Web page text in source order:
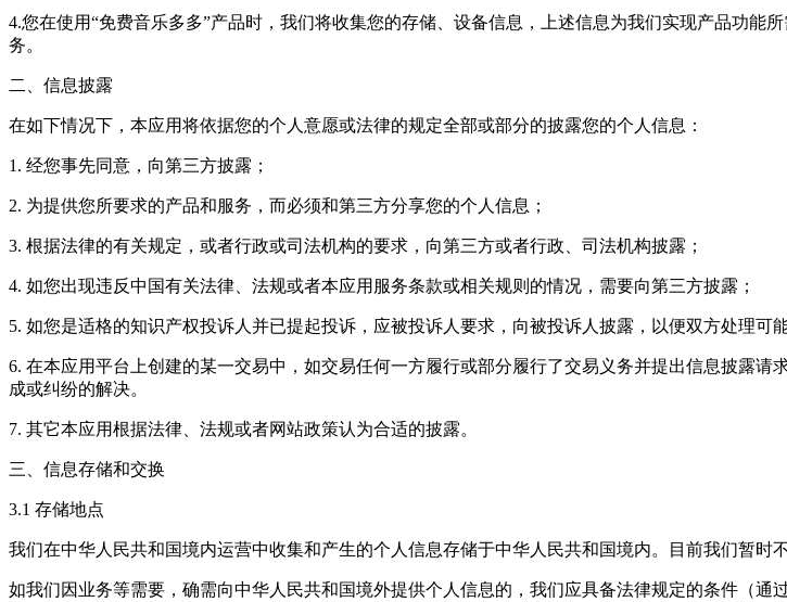
4.您在使用“免费音乐多多”产品时，我们将收集您的存储、设备信息，上述信息为我们实现产品功
务。
二、信息披露
在如下情况下，本应用将依据您的个人意愿或法律的规定全部或部分的披露您的个人信息：
1. 经您事先同意，向第三方披露；
2. 为提供您所要求的产品和服务，而必须和第三方分享您的个人信息；
3. 根据法律的有关规定，或者行政或司法机构的要求，向第三方或者行政、司法机构披露；
4. 如您出现违反中国有关法律、法规或者本应用服务条款或相关规则的情况，需要向第三方披露；
5. 如您是适格的知识产权投诉人并已提起投诉，应被投诉人要求，向被投诉人披露，以便双方处理可
6. 在本应用平台上创建的某一交易中，如交易任何一方履行或部分履行了交易义务并提出信息披露
成或纠纷的解决。
7. 其它本应用根据法律、法规或者网站政策认为合适的披露。
三、信息存储和交换
3.1 存储地点
我们在中华人民共和国境内运营中收集和产生的个人信息存储于中华人民共和国境内。目前我们暂时
如我们因业务等需要，确需向中华人民共和国境外提供个人信息的，我们应具备法律规定的条件（